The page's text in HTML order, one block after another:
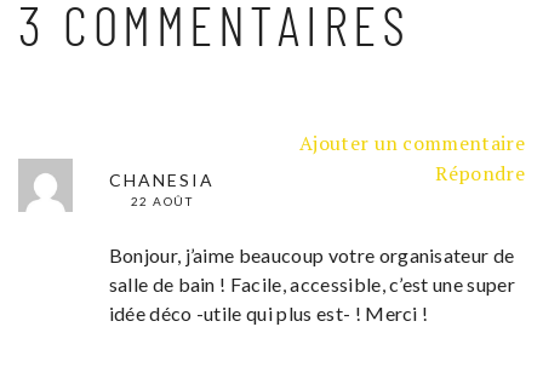
3 COMMENTAIRES
Ajouter un commentaire
CHANESIA
22 AOÛT
Répondre
Bonjour, j’aime beaucoup votre organisateur de
salle de bain ! Facile, accessible, c’est une super
idée déco -utile qui plus est- ! Merci !